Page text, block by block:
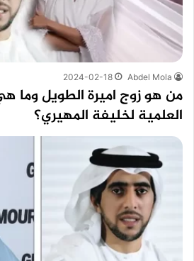
Abdel Mola
2024-02-18
من هو زوج اميرة الطويل وما
العلمية لخليفة المهيري؟